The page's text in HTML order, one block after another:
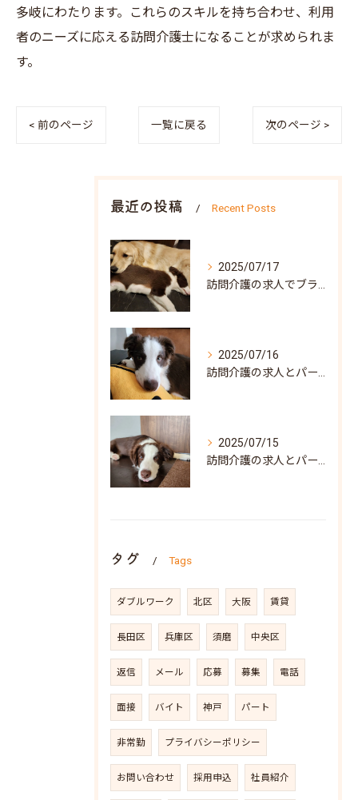
多岐にわたります。これらのスキルを持ち合わせ、利用
者のニーズに応える訪問介護士になることが求められま
す。
< 前のページ 一覧に戻る 次のページ >
最近の投稿 Recent Posts
2025/07/17
2025/07/16
2025/07/15
タグ Tags
ダブルワーク 北区 大阪 賃貸
長田区 兵庫区 須磨 中央区
返信 メール 応募 募集 電話
面接 バイト 神戸 パート
非常勤 プライバシーポリシー
お問い合わせ 採用申込 社員紹介